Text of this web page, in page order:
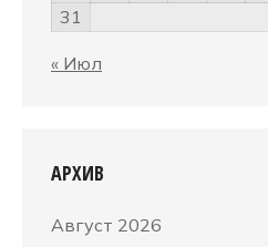
31
« Июл
АРХИВ
Август 2026